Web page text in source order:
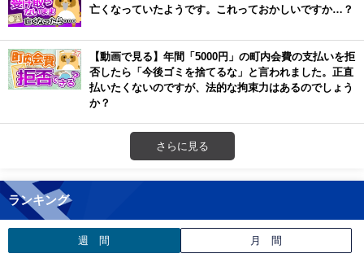
亡くなっていたようです。これっておかしいですか…？
【動画で見る】年間「5000円」の町内会費の支払いを拒
否したら「今後ゴミを捨てるな」と言われました。正直
払いたくないのですが、法的な拘束力はあるのでしょう
か？
さらに見る
ランキング
週 間 月 間